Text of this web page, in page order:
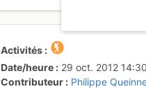
Activités
Date/heure
29 oct. 2012
Contributeur
Philippe